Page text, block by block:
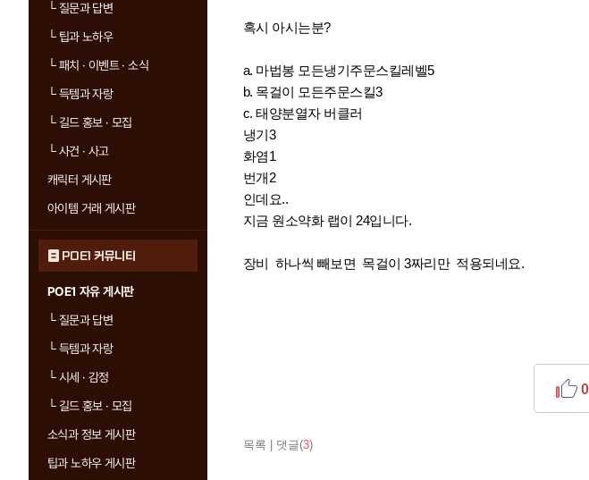
└질문과 답변
└팁과 노하우
└패치 · 이벤트 · 소식
└득템과 자랑
└길드 홍보 · 모집
└사건 · 사고
캐릭터 게시판
아이템 거래 게시판
POE1 커뮤니티
POE1 자유 게시판
└질문과 답변
└득템과 자랑
└시세 · 감정
└길드 홍보 · 모집
소식과 정보 게시판
팁과 노하우 게시판
혹시 아시는분?
a. 마법봉 모든냉기주문스킬레벨5
b. 목걸이 모든주문스킬3
c. 태양분열자 버클러
냉기3
화염1
번개2
인데요..
지금 원소약화 랩이 24입니다.
장비 하나씩 빼보면 목걸이 3짜리만 적용되네요.
목록 댓글(3)
0